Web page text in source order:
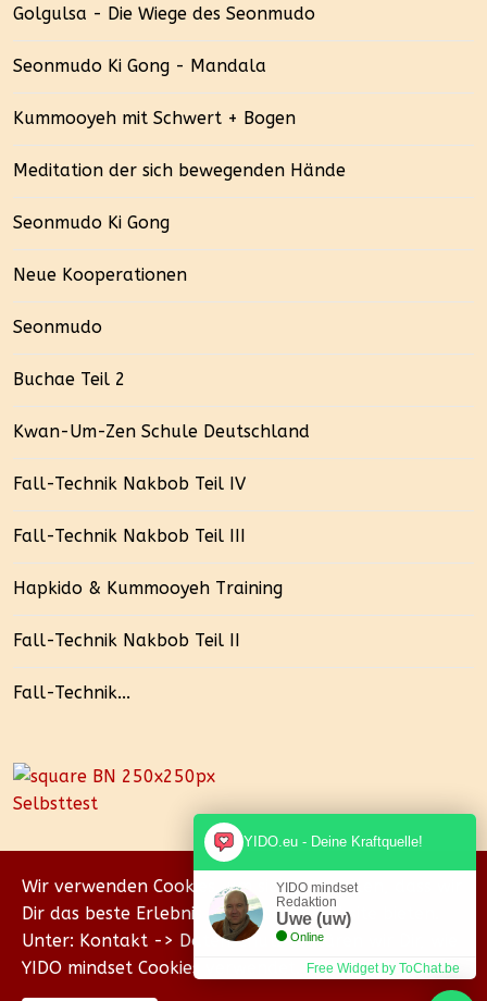
Golgulsa - Die Wiege des Seonmudo
Seonmudo Ki Gong - Mandala
Kummooyeh mit Schwert + Bogen
Meditation der sich bewegenden Hände
Seonmudo Ki Gong
Neue Kooperationen
Seonmudo
Buchae Teil 2
Kwan-Um-Zen Schule Deutschland
Fall-Technik Nakbob Teil IV
Fall-Technik Nakbob Teil III
Hapkido & Kummooyeh Training
Fall-Technik Nakbob Teil II
Fall-Technik...
© {2018-2026} Homepage & Eigenverlag von Uwe
Wir verwenden Cookies, um sicherzustellen, dass wir
Dir das beste Erlebnis auf unserer Website bieten.
Unter: Kontakt -> Datenschutz erklären wir Dir, wie
YIDO mindset Cookies verwendet.
YIDO.eu - Deine Kraftquelle!
YIDO mindset
Redaktion
Uwe (uw)
Online
Free Widget by ToChat.be